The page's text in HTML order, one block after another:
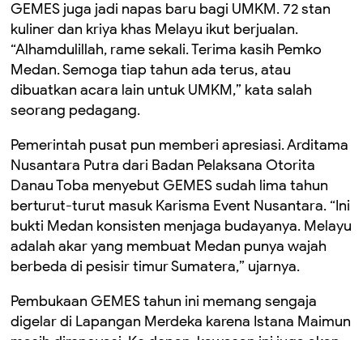
GEMES juga jadi napas baru bagi UMKM. 72 stan
kuliner dan kriya khas Melayu ikut berjualan.
“Alhamdulillah, rame sekali. Terima kasih Pemko
Medan. Semoga tiap tahun ada terus, atau
dibuatkan acara lain untuk UMKM,” kata salah
seorang pedagang.
Pemerintah pusat pun memberi apresiasi. Arditama
Nusantara Putra dari Badan Pelaksana Otorita
Danau Toba menyebut GEMES sudah lima tahun
berturut-turut masuk Karisma Event Nusantara. “Ini
bukti Medan konsisten menjaga budayanya. Melayu
adalah akar yang membuat Medan punya wajah
berbeda di pesisir timur Sumatera,” ujarnya.
Pembukaan GEMES tahun ini memang sengaja
digelar di Lapangan Merdeka karena Istana Maimun